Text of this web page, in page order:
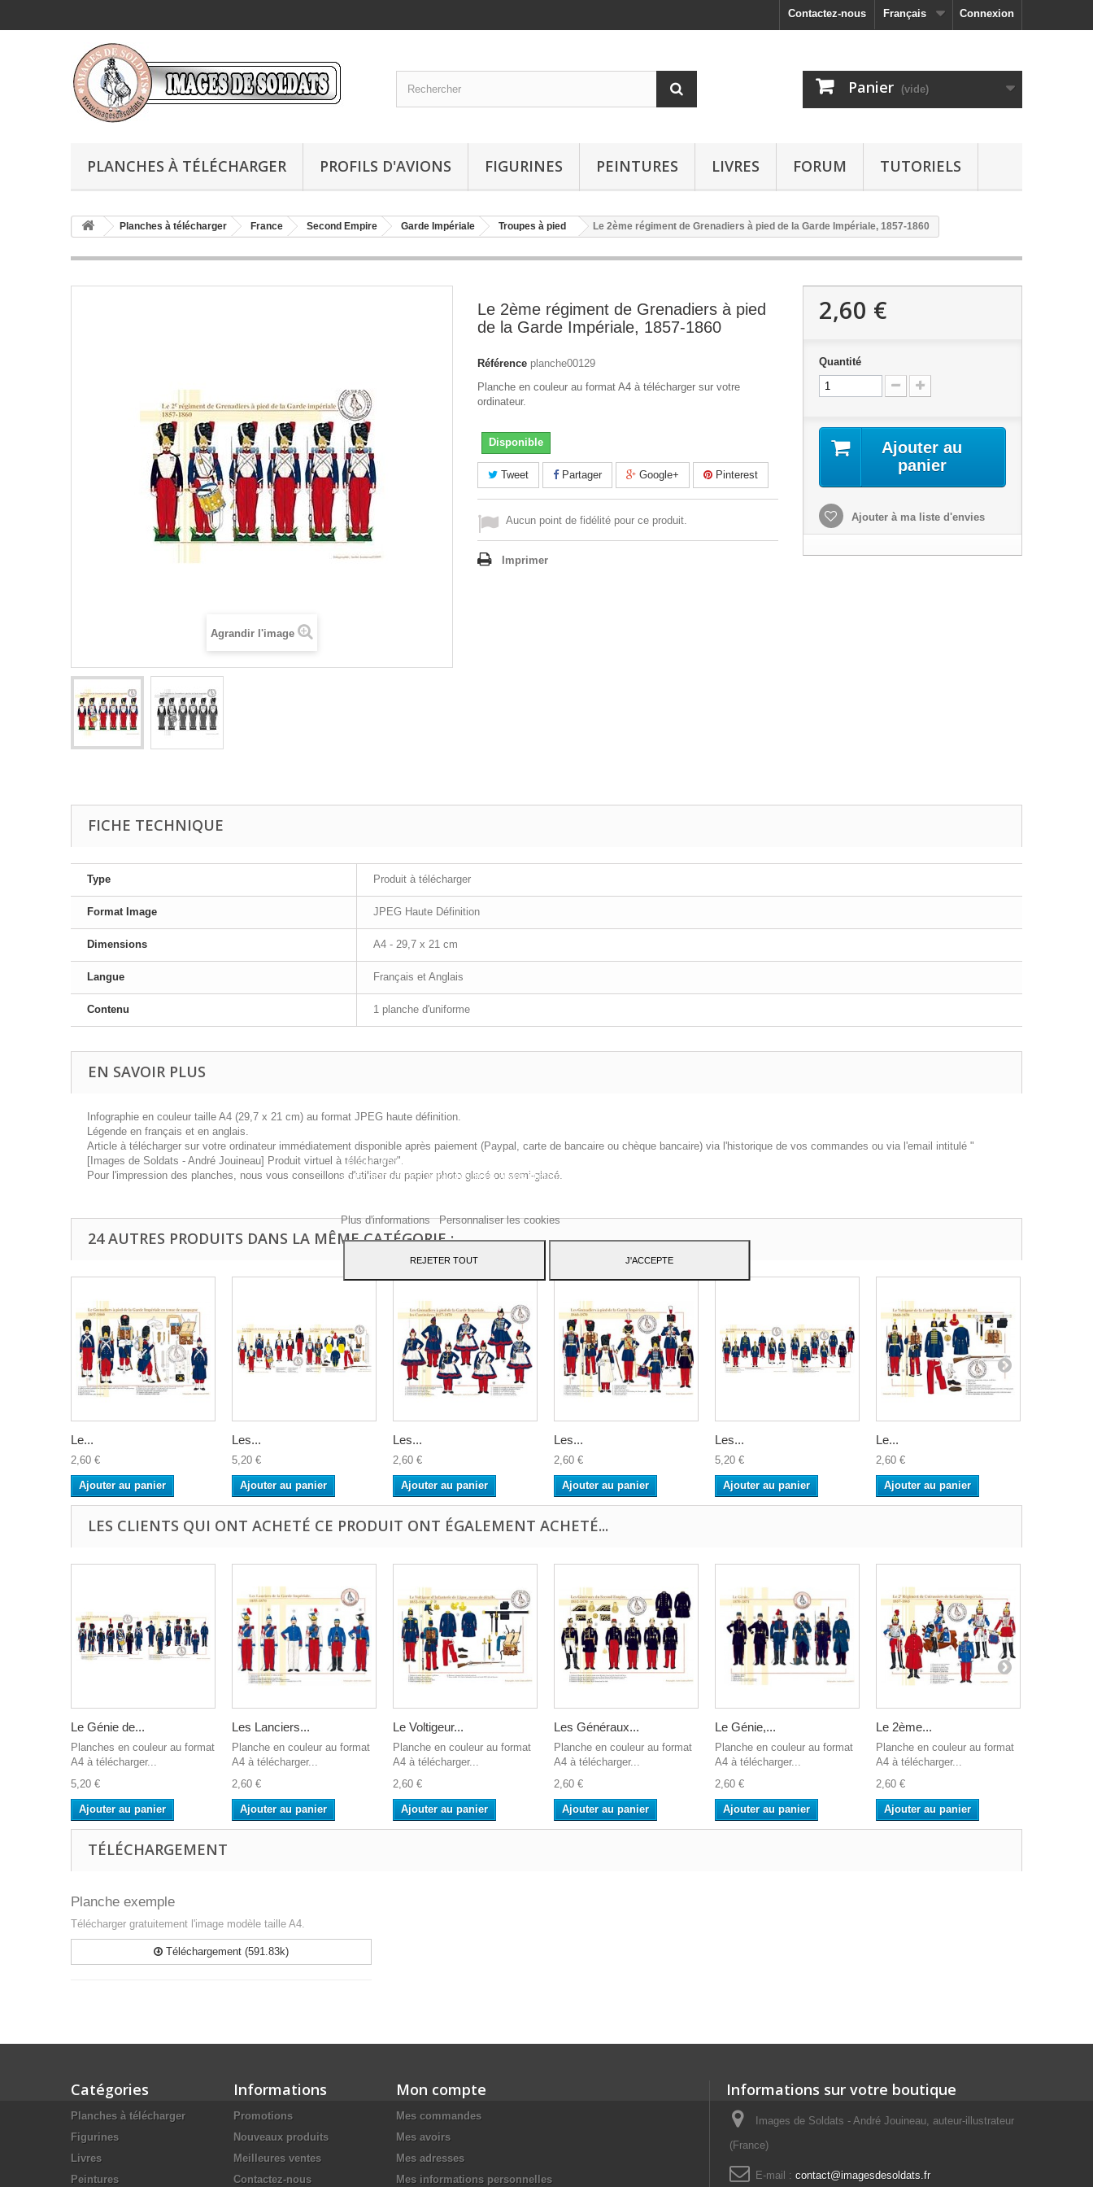
Connexion
Français
Contactez-nous
Panier (vide)
PLANCHES À TÉLÉCHARGER PROFILS D'AVIONS FIGURINES PEINTURES LIVRES FORUM TUTORIELS
Planches à télécharger France Second Empire Garde Impériale Troupes à pied Le 2ème régiment de Grenadiers à pied de la Garde Impériale, 1857-1860
Agrandir l'image
Le 2ème régiment de Grenadiers à pied
de la Garde Impériale, 1857-1860
Référence planche00129
Planche en couleur au format A4 à télécharger sur votre
ordinateur.
Disponible
Tweet Partager Google+ Pinterest
Aucun point de fidélité pour ce produit.
Imprimer
2,60 €
Quantité
Ajouter au
panier
Ajouter à ma liste d'envies
FICHE TECHNIQUE
Type Produit à télécharger
Format Image JPEG Haute Définition
Dimensions A4 - 29,7 x 21 cm
Langue Français et Anglais
Contenu 1 planche d'uniforme
EN SAVOIR PLUS
Infographie en couleur taille A4 (29,7 x 21 cm) au format JPEG haute définition.
Légende en français et en anglais.
Article à télécharger sur votre ordinateur immédiatement disponible après paiement (Paypal, carte de bancaire ou chèque bancaire) via l'historique de vos commandes ou via l'email intitulé "
[Images de Soldats - André Jouineau] Produit virtuel à télécharger".
Pour l'impression des planches, nous vous conseillons d'utiliser du papier photo glacé ou semi-glacé.
24 AUTRES PRODUITS DANS LA MÊME CATÉGORIE :
Le...
2,60 €
Ajouter au panier
Les...
5,20 €
Ajouter au panier
Les...
2,60 €
Ajouter au panier
Les...
2,60 €
Ajouter au panier
Les...
5,20 €
Ajouter au panier
Le...
2,60 €
Ajouter au panier
LES CLIENTS QUI ONT ACHETÉ CE PRODUIT ONT ÉGALEMENT ACHETÉ...
Le Génie de...
Planches en couleur au format
A4 à télécharger...
5,20 €
Ajouter au panier
Les Lanciers...
Planche en couleur au format
A4 à télécharger...
2,60 €
Ajouter au panier
Le Voltigeur...
Planche en couleur au format
A4 à télécharger...
2,60 €
Ajouter au panier
Les Généraux...
Planche en couleur au format
A4 à télécharger...
2,60 €
Ajouter au panier
Le Génie,...
Planche en couleur au format
A4 à télécharger...
2,60 €
Ajouter au panier
Le 2ème...
Planche en couleur au format
A4 à télécharger...
2,60 €
Ajouter au panier
TÉLÉCHARGEMENT
Planche exemple
Télécharger gratuitement l'image modèle taille A4.
Téléchargement (591.83k)
Catégories
Planches à télécharger
Figurines
Livres
Peintures
Informations
Promotions
Nouveaux produits
Meilleures ventes
Contactez-nous
Mon compte
Mes commandes
Mes avoirs
Mes adresses
Mes informations personnelles
Informations sur votre boutique
Images de Soldats - André Jouineau, auteur-illustrateur
(France)
E-mail : contact@imagesdesoldats.fr
Ce site Web utilise ses propres cookies et ceux de tiers pour améliorer nos services et
vous montrer des publicités liées à vos préférences en analysant vos habitudes de
Plus d'informations Personnaliser les cookies
REJETER TOUT J'ACCEPTE